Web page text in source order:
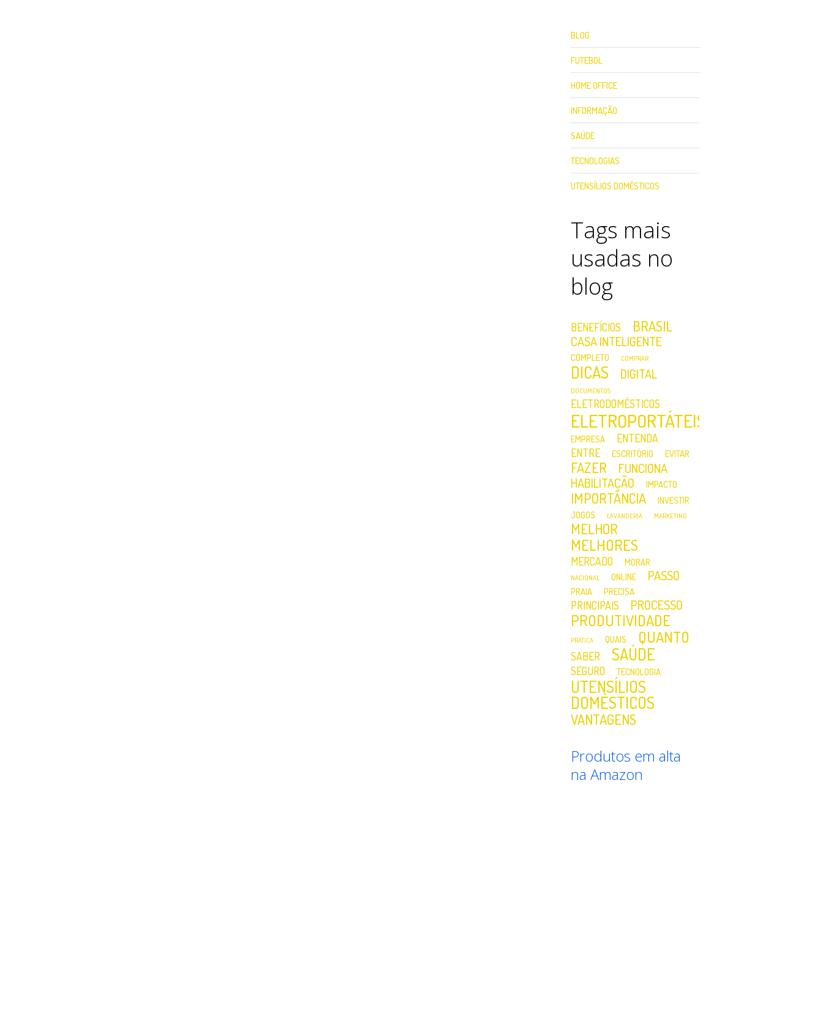
BLOG
FUTEBOL
HOME OFFICE
INFORMAÇÃO
SAÚDE
TECNOLOGIAS
UTENSÍLIOS DOMÉSTICOS
Tags mais
usadas no
blog
BENEFÍCIOS BRASIL
CASA INTELIGENTE
COMPLETO COMPRAR
DICAS DIGITAL
DOCUMENTOS
ELETRODOMÉSTICOS
ELETROPORTÁTEIS
EMPRESA
ENTENDA
ENTRE
ESCRITÓRIO EVITAR
FAZER
FUNCIONA
HABILITAÇÃO
IMPACTO
IMPORTÂNCIA
INVESTIR
JOGOS
LAVANDERIA MARKETING
MELHOR
MELHORES
MERCADO MORAR
NACIONAL ONLINE PASSO
PRAIA PRECISA
PRINCIPAIS PROCESSO
PRODUTIVIDADE
PRÁTICA QUAIS QUANTO
SABER SAÚDE
SEGURO TECNOLOGIA
UTENSÍLIOS
DOMÉSTICOS
VANTAGENS
Produtos em alta
na Amazon